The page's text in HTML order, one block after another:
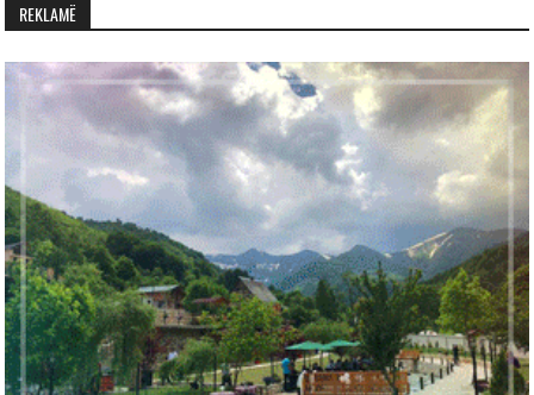
REKLAMË